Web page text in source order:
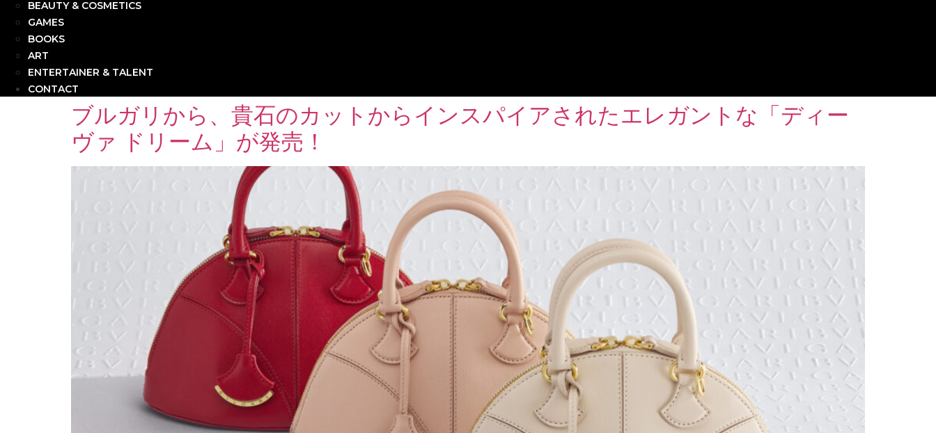
BEAUTY & COSMETICS
GAMES
BOOKS
ART
ENTERTAINER & TALENT
CONTACT
ブルガリから、貴石のカットからインスパイアされたエレガントな「ディー
ヴァ ドリーム」が発売！